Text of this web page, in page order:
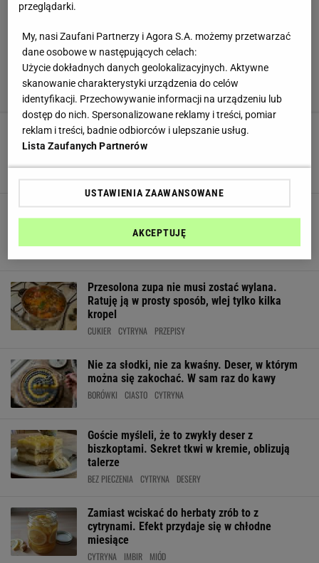
Smak dnia. Masz w lodówce serek wiejski? Nie
jedz łyżeczką, zrób śniadaniową chmurkę
CYTRYNA JAJKA OMLET
Nie włączam piekarnika i robię ten deser.
Wygląda jak tiramisu, potrzebujesz 3
składników
Przesolona zupa nie musi zostać wylana.
Ratuję ją w prosty sposób, wlej tylko kilka
kropel
CUKIER CYTRYNA PRZEPISY
Nie za słodki, nie za kwaśny. Deser, w którym
można się zakochać. W sam raz do kawy
BORÓWKI CIASTO CYTRYNA
Goście myśleli, że to zwykły deser z
biszkoptami. Sekret tkwi w kremie, oblizują
talerze
BEZ PIECZENIA CYTRYNA DESERY
Zamiast wciskać do herbaty zrób to z
cytrynami. Efekt przydaje się w chłodne
miesiące
CYTRYNA IMBIR MIÓD
przeglądarki.
My, nasi Zaufani Partnerzy i Agora S.A. możemy przetwarzać
dane osobowe w następujących celach:
Użycie dokładnych danych geolokalizacyjnych. Aktywne
skanowanie charakterystyki urządzenia do celów
identyfikacji. Przechowywanie informacji na urządzeniu lub
dostęp do nich. Spersonalizowane reklamy i treści, pomiar
reklam i treści, badnie odbiorców i ulepszanie usług.
Lista Zaufanych Partnerów
USTAWIENIA ZAAWANSOWANE
AKCEPTUJĘ